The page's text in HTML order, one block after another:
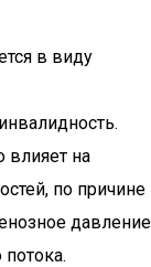
в виду
влияет на
по причине
давление